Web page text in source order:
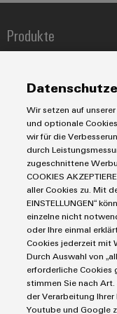
Produkte
Koppelrelais
Markierungssysteme
Reihenklemmen
Stromversorgungen
Industrial IoT
Industrial Security
Single Pair Ethernet
Smart Metering
SNAP IN
Workplace Solutions
Service
Connectivity Consulting
eShop / Digitale
Engineering-Daten
PCB Connector Services
Support Center
Technische
Weidmüller Configurator
Industrien
Datencenter
Gerätehersteller
Maschinenbau
Photovoltaik
Wasserstoff
Weidmüller Industry Match
Windenergie
Impressum
Einkaufs- /
Datenschutzerklärung
Cookie Richtlinie
Cookie Einstellungen
Wir setzen auf
und optionale
wir für die
durch
zugeschnittene
COOKIES
aller Cookies zu. Mit
EINSTELLUNGEN“
einzelne nicht
oder Ihre einmal
Cookies jederzeit mit
Durch Auswahl von
erforderliche Cookies
stimmen Sie nach
der Verarbeitung
Youtube und Google